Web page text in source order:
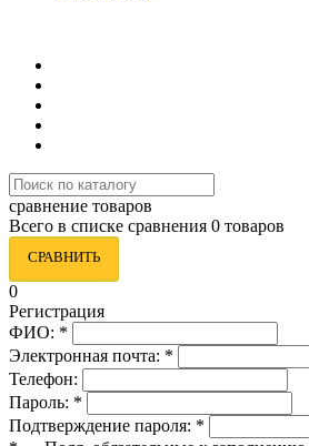
сравнение товаров
Всего в списке сравнения 0 товаров
СРАВНИТЬ
0
Регистрация
ФИО: *
Электронная почта: *
Телефон:
Пароль: *
Подтверждение пароля: *